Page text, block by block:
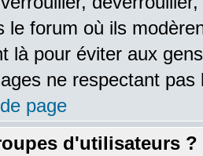
le forum où ils
là pour éviter aux
ne respectant pas
page
d'utilisateurs ?